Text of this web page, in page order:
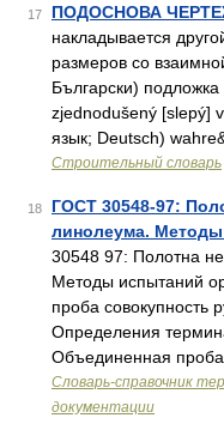
17 ПОДОСНОВА
накладывается
размеров со
Български)
zjednodušený [slepý]
язык; Deutsch)
Строительный словарь
18
ГОСТ 30548-97:
линолеума.
30548 97: Полотна
Методы испытаний
проба совокупность
Определения
Объединенная
Словарь-справочник
документации